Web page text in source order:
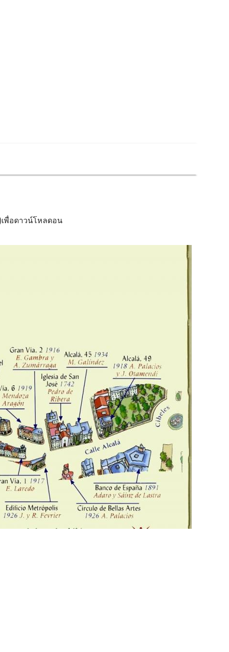
เพื่อดาวน์โหลดอน